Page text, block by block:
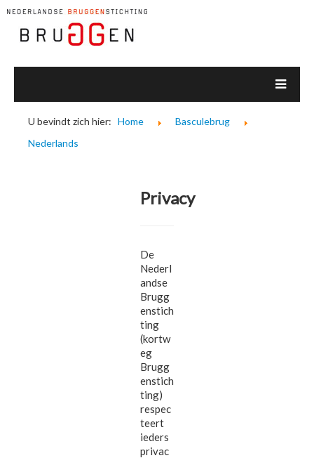
U bevindt zich hier: Home
Basculebrug
Nederlands
Privacy
De
Nederl
andse
Brugg
enstich
ting
(kortw
eg
Brugg
enstich
ting)
respec
teert
ieders
privac